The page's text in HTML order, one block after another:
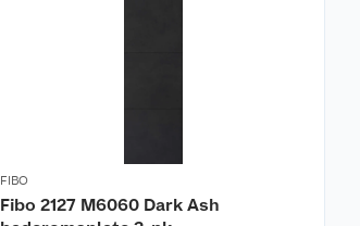
FIBO
Fibo 2127 M6060 Dark Ash